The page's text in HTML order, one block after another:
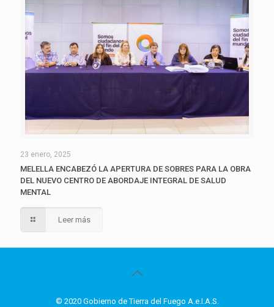
23 enero, 2025
MELELLA ENCABEZÓ LA APERTURA DE SOBRES PARA LA OBRA
DEL NUEVO CENTRO DE ABORDAJE INTEGRAL DE SALUD
MENTAL
Leer más
© 2020 Gobierno de Tierra del Fuego A.e.I.A.S.